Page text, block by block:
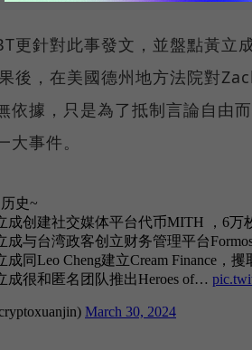
更針對此事發文，並盤點黃立
後，在美國德州地方法院對
依據，只是為了抵制言論自由
事件。